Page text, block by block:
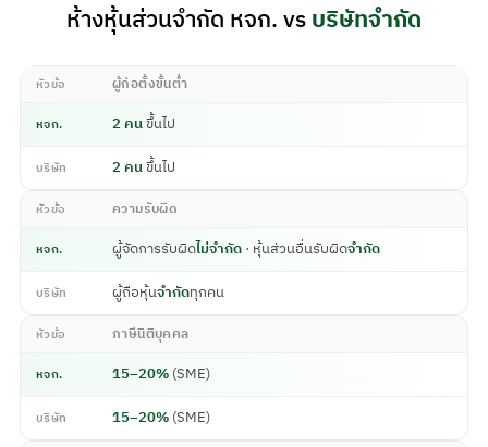
ห้างหุ้นส่วนจำกัด หจก. vsบริษัทจำกัด
หัวข้อ ผู้ก่อตั้งขั้นต่ำ
หจก. 2 คนขึ้นไป
บริษัท 2 คนขึ้นไป
หัวข้อ ความรับผิด
หจก. ผู้จัดการรับผิดไม่จำกัด· หุ้นส่วนอื่นรับผิดจำกัด
บริษัท ผู้ถือหุ้นจำกัดทุกคน
หัวข้อ ภาษีนิติบุคคล
หจก. 15–20%(SME)
บริษัท 15–20%(SME)